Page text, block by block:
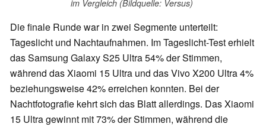
im Vergleich (Bildquelle: Versus)
Die finale Runde war in zwei Segmente unterteilt:
Tageslicht und Nachtaufnahmen. Im Tageslicht-Test erhielt
das Samsung Galaxy S25 Ultra 54% der Stimmen,
während das Xiaomi 15 Ultra und das Vivo X200 Ultra 4%
beziehungsweise 42% erreichen konnten. Bei der
Nachtfotografie kehrt sich das Blatt allerdings. Das Xiaomi
15 Ultra gewinnt mit 73% der Stimmen, während die